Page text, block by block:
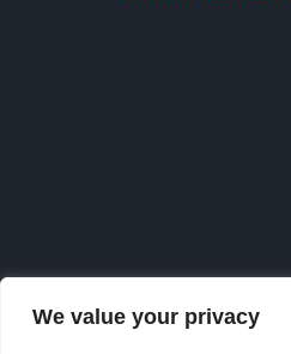
We value your privacy